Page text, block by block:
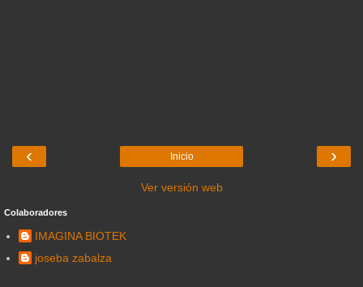
‹ ›
Inicio
Ver versión web
Colaboradores
IMAGINA BIOTEK
joseba zabalza